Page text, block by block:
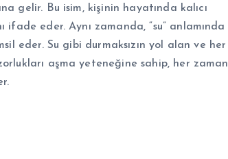
gelir. Bu isim, kişinin hayatında kalıcı
ifade eder. Aynı zamanda, “su” anlamında
eder. Su gibi durmaksızın yol alan ve her
aşma yeteneğine sahip, her zaman